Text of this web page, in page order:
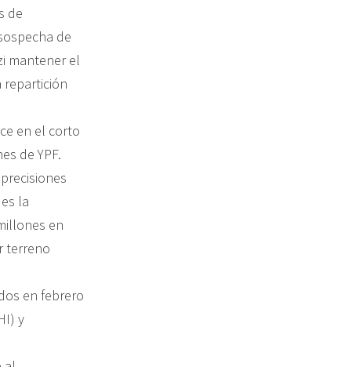
de
de
mantener el
repartición
en el corto
de YPF.
la
en
terreno
en febrero
y